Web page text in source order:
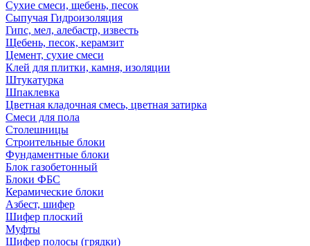
Сухие смеси, щебень, песок
Сыпучая Гидроизоляция
Гипс, мел, алебастр, известь
Щебень, песок, керамзит
Цемент, сухие смеси
Клей для плитки, камня, изоляции
Штукатурка
Шпаклевка
Цветная кладочная смесь, цветная затирка
Смеси для пола
Столешницы
Строительные блоки
Фундаментные блоки
Блок газобетонный
Блоки ФБС
Керамические блоки
Азбест, шифер
Шифер плоский
Муфты
Шифер полосы (грядки)